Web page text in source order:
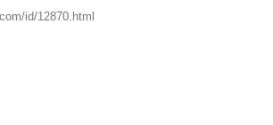
id/12870.html